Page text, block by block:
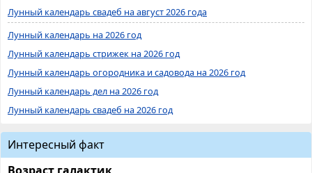
Лунный календарь свадеб на август 2026 года
Лунный календарь на 2026 год
Лунный календарь стрижек на 2026 год
Лунный календарь огородника и садовода на 2026 год
Лунный календарь дел на 2026 год
Лунный календарь свадеб на 2026 год
Интересный факт